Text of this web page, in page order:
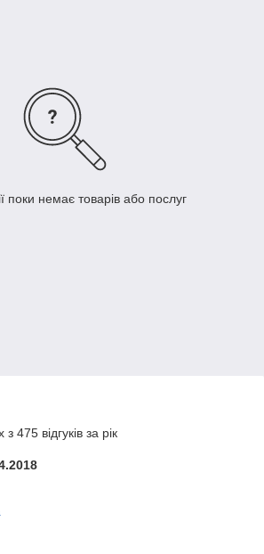
поки немає товарів або послуг
475 відгуків за рік